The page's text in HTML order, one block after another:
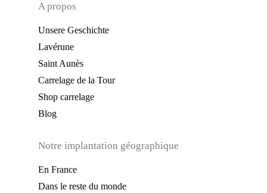
A propos
Unsere Geschichte
Lavérune
Saint Aunès
Carrelage de la Tour
Shop carrelage
Blog
Notre implantation géographique
En France
Dans le reste du monde